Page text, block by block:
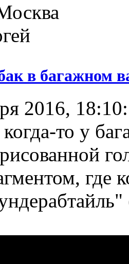
в багажном
2016,
то у
где